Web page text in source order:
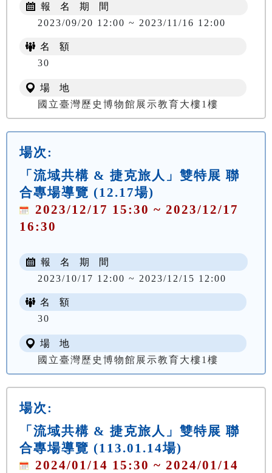
報 名 期 間
2023/09/20 12:00 ~ 2023/11/16 12:00
名 額
30
場 地
國立臺灣歷史博物館展示教育大樓1樓
場次:
「流域共構 & 捷克旅人」雙特展 聯
合專場導覽 (12.17場)
2023/12/17 15:30 ~ 2023/12/17
16:30
報 名 期 間
2023/10/17 12:00 ~ 2023/12/15 12:00
名 額
30
場 地
國立臺灣歷史博物館展示教育大樓1樓
場次:
「流域共構 & 捷克旅人」雙特展 聯
合專場導覽 (113.01.14場)
2024/01/14 15:30 ~ 2024/01/14